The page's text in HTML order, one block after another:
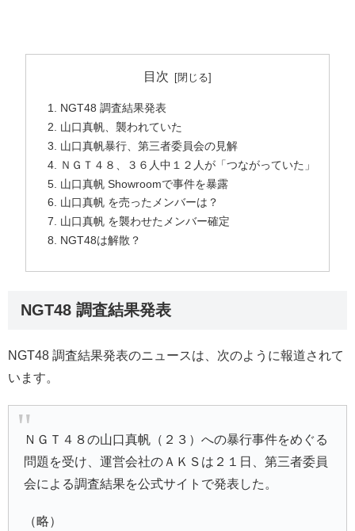
目次
NGT48 調査結果発表
山口真帆、襲われていた
山口真帆暴行、第三者委員会の見解
ＮＧＴ４８、３６人中１２人が「つながっていた」
山口真帆 Showroomで事件を暴露
山口真帆 を売ったメンバーは？
山口真帆 を襲わせたメンバー確定
NGT48は解散？
NGT48 調査結果発表
NGT48 調査結果発表のニュースは、次のように報道されて
います。
ＮＧＴ４８の山口真帆 （２３）への暴行事件をめぐる
問題を受け、運営会社のＡＫＳは２１日、第三者委員
会による調査結果を公式サイトで発表した。
（略）